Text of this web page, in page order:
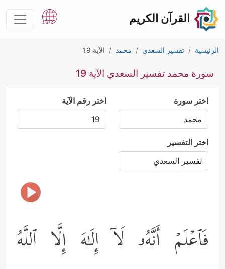
القرآن الكريم
الرئيسية تفسير السعدي محمد الآية 19
سورة محمد تفسير السعدي الآية 19
اختر سورة اختر رقم الآية
اختر التفسير
فَٱعۡلَمۡ أَنَّهُۥ لَاۤ إِلَـٰهَ إِلَّا ٱللَّهُ